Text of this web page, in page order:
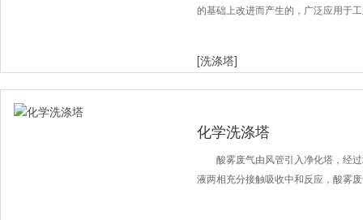
的基础上改进而产生的，广泛应用于
[洗涤塔]
化学洗涤塔
酸雾废气由风管引入净化塔，经
液两相充分接触吸收中和反应，酸雾